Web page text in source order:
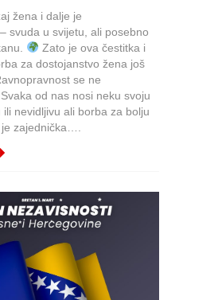
mart
svim
članicama
BHRT-
u
žena i dalje je
svuda u svijetu, ali posebno
Zato je ova čestitka i
za dostojanstvo žena još
se ne
od nas nosi neku svoju
nevidljivu ali borba za bolju
zajednička….